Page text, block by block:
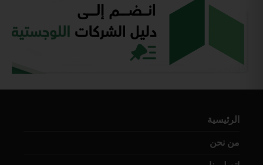
الرئيسية
من نحن